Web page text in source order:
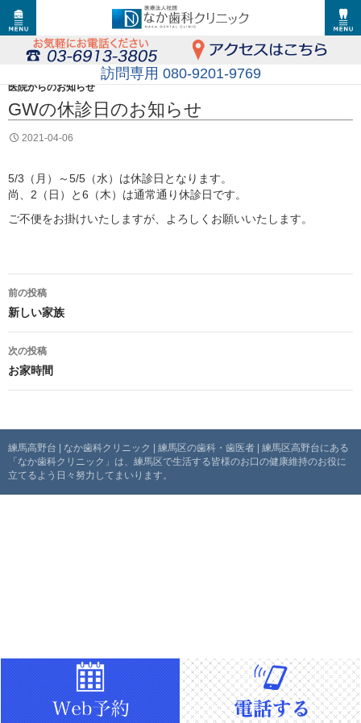
訪問専用 080-9201-9769
医院からのお知らせ
GWの休診日のお知らせ
2021-04-06
5/3（月）～5/5（水）は休診日となります。
尚、2（日）と6（木）は通常通り休診日です。
ご不便をお掛けいたしますが、よろしくお願いいたします。
投
稿
ナ
ビ
ー
シ
前の投稿
新しい家族
次の投稿
お家時間
練馬高野台 | なか歯科クリニック | 練馬区の歯科・歯医者 | 練馬区高野台にある
「なか歯科クリニック」は、練馬区で生活する皆様のお口の健康維持のお役に
立てるよう日々努力してまいります。